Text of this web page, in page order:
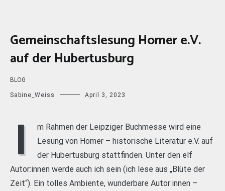
Gemeinschaftslesung Homer e.V.
auf der Hubertusburg
BLOG
Sabine_Weiss April 3, 2023
I
m Rahmen der Leipziger Buchmesse wird eine
Lesung von Homer – historische Literatur e.V. auf
der Hubertusburg stattfinden. Unter den elf
Autor:innen werde auch ich sein (ich lese aus „Blüte der
Zeit“). Ein tolles Ambiente, wunderbare Autor:innen –